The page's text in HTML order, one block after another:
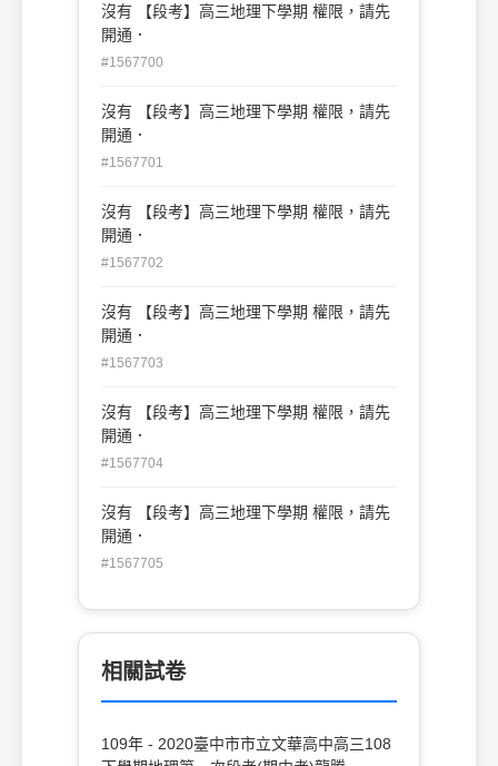
沒有 【段考】高三地理下學期 權限，請先
開通．
#1567700
沒有 【段考】高三地理下學期 權限，請先
開通．
#1567701
沒有 【段考】高三地理下學期 權限，請先
開通．
#1567702
沒有 【段考】高三地理下學期 權限，請先
開通．
#1567703
沒有 【段考】高三地理下學期 權限，請先
開通．
#1567704
沒有 【段考】高三地理下學期 權限，請先
開通．
#1567705
相關試卷
109年 - 2020臺中市市立文華高中高三108